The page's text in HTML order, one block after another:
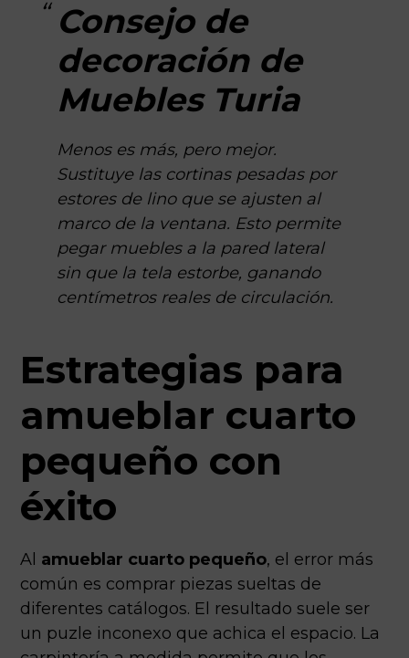
Consejo de
decoración de
Muebles Turia
Menos es más, pero mejor.
Sustituye las cortinas pesadas por
estores de lino que se ajusten al
marco de la ventana. Esto permite
pegar muebles a la pared lateral
sin que la tela estorbe, ganando
centímetros reales de circulación.
Estrategias para
amueblar cuarto
pequeño con
éxito
Al amueblar cuarto pequeño, el error más
común es comprar piezas sueltas de
diferentes catálogos. El resultado suele ser
un puzle inconexo que achica el espacio. La